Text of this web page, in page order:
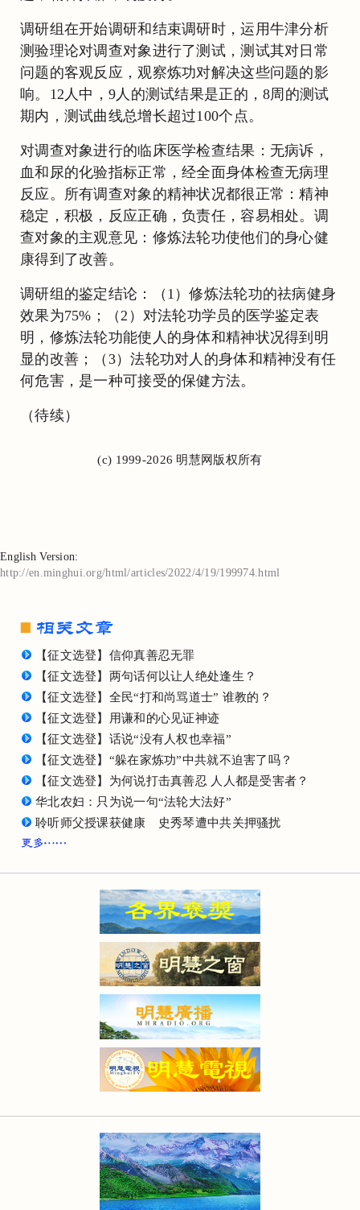
调研组在开始调研和结束调研时，运用牛津分析
测验理论对调查对象进行了测试，测试其对日常
问题的客观反应，观察炼功对解决这些问题的影
响。12人中，9人的测试结果是正的，8周的测试
期内，测试曲线总增长超过100个点。
对调查对象进行的临床医学检查结果：无病诉，
血和尿的化验指标正常，经全面身体检查无病理
反应。所有调查对象的精神状况都很正常：精神
稳定，积极，反应正确，负责任，容易相处。调
查对象的主观意见：修炼法轮功使他们的身心健
康得到了改善。
调研组的鉴定结论：（1）修炼法轮功的祛病健身
效果为75%；（2）对法轮功学员的医学鉴定表
明，修炼法轮功能使人的身体和精神状况得到明
显的改善；（3）法轮功对人的身体和精神没有任
何危害，是一种可接受的保健方法。
（待续）
(c) 1999-2026 明慧网版权所有
English Version:
http://en.minghui.org/html/articles/2022/4/19/199974.html
【征文选登】信仰真善忍无罪
【征文选登】两句话何以让人绝处逢生？
【征文选登】全民“打和尚骂道士” 谁教的？
【征文选登】用谦和的心见证神迹
【征文选登】话说“没有人权也幸福”
【征文选登】“躲在家炼功”中共就不迫害了吗？
【征文选登】为何说打击真善忍 人人都是受害者？
华北农妇：只为说一句“法轮大法好”
聆听师父授课获健康 史秀琴遭中共关押骚扰